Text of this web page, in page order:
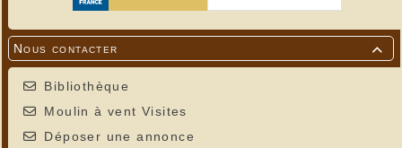

Nous contacter
Bibliothèque
Moulin à vent Visites
Déposer une annonce